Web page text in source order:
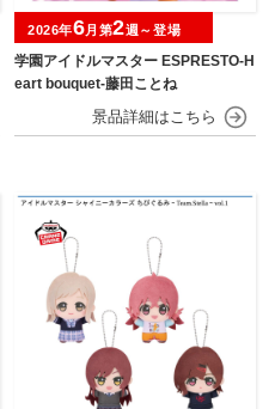
学園アイドルマスター ESPRESTO-H
eart bouquet-藤田ことね
2026年6月第2週～登場